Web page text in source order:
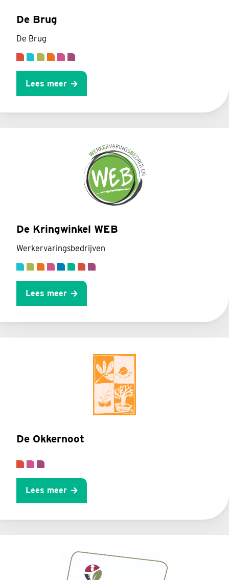
De Brug
De Brug
Lees meer
De Kringwinkel WEB
Werkervaringsbedrijven
Lees meer
De Okkernoot
Lees meer